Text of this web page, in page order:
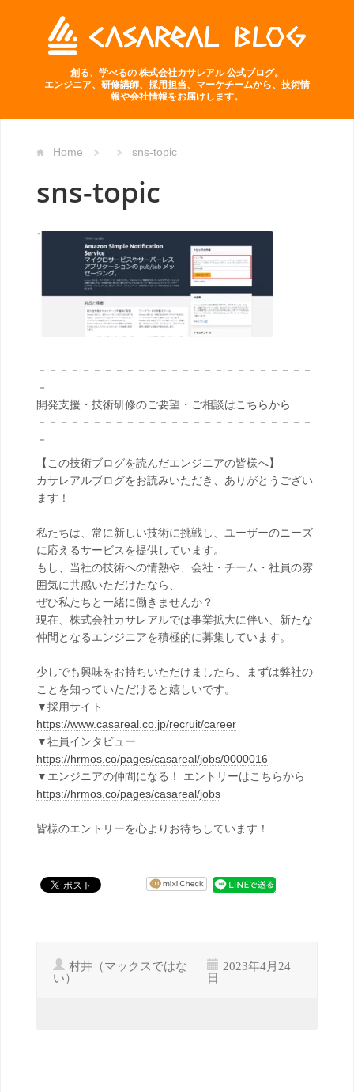
創る、学べるの 株式会社カサレアル 公式ブログ。
エンジニア、研修講師、採用担当、マーケチームから、技術情
報や会社情報をお届けします。
Home sns-topic
sns-topic
－－－－－－－－－－－－－－－－－－－－－－－－－
－
開発支援・技術研修のご要望・ご相談はこちらから
－－－－－－－－－－－－－－－－－－－－－－－－－
－
【この技術ブログを読んだエンジニアの皆様へ】
カサレアルブログをお読みいただき、ありがとうござい
ます！
私たちは、常に新しい技術に挑戦し、ユーザーのニーズ
に応えるサービスを提供しています。
もし、当社の技術への情熱や、会社・チーム・社員の雰
囲気に共感いただけたなら、
ぜひ私たちと一緒に働きませんか？
現在、株式会社カサレアルでは事業拡大に伴い、新たな
仲間となるエンジニアを積極的に募集しています。
少しでも興味をお持ちいただけましたら、まずは弊社の
ことを知っていただけると嬉しいです。
▼採用サイト
https://www.casareal.co.jp/recruit/career
▼社員インタビュー
https://hrmos.co/pages/casareal/jobs/0000016
▼エンジニアの仲間になる！ エントリーはこちらから
https://hrmos.co/pages/casareal/jobs
皆様のエントリーを心よりお待ちしています！
村井（マックスではな
い）
2023年4月24
日